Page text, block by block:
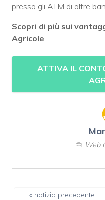
presso gli ATM di altre
Scopri di più sui
Agricole
ATTIVA IL
Web
« notizia precedente